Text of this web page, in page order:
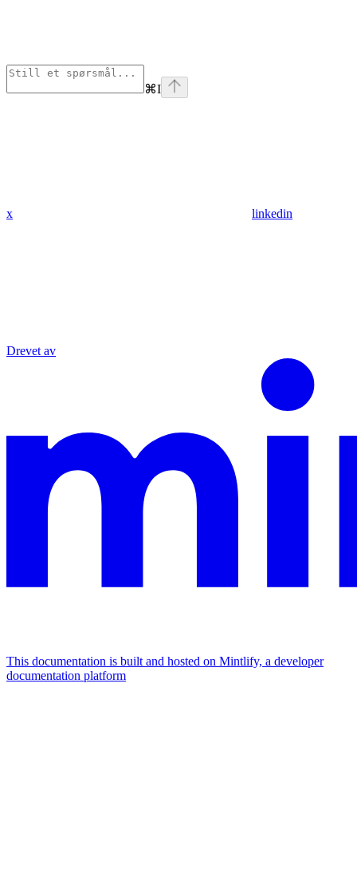
⌘I
x linkedin
Drevet av
This documentation is built and hosted on Mintlify, a developer
documentation platform